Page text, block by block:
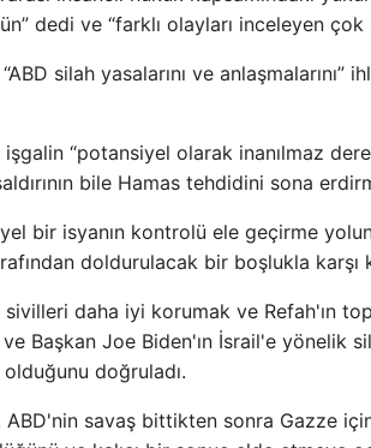
dedi ve “farklı olayları inceleyen çok
silah yasalarını ve
işgalin “potansiyel olarak inanılmaz
bile Hamas tehdidini sona
bir isyanın kontrolü ele geçirme
doldurulacak bir boşlukla karşı
sivilleri daha iyi korumak ve Refah'ın
Başkan Joe Biden'ın İsrail'e yönelik
olduğunu doğruladı.
ABD'nin savaş bittikten sonra Gazze